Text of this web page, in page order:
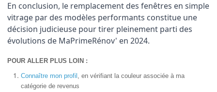
En conclusion, le remplacement des fenêtres en simple
vitrage par des modèles performants constitue une
décision judicieuse pour tirer pleinement parti des
évolutions de MaPrimeRénov' en 2024.
POUR ALLER PLUS LOIN :
Connaître mon profil , en vérifiant la couleur associée à ma
catégorie de revenus